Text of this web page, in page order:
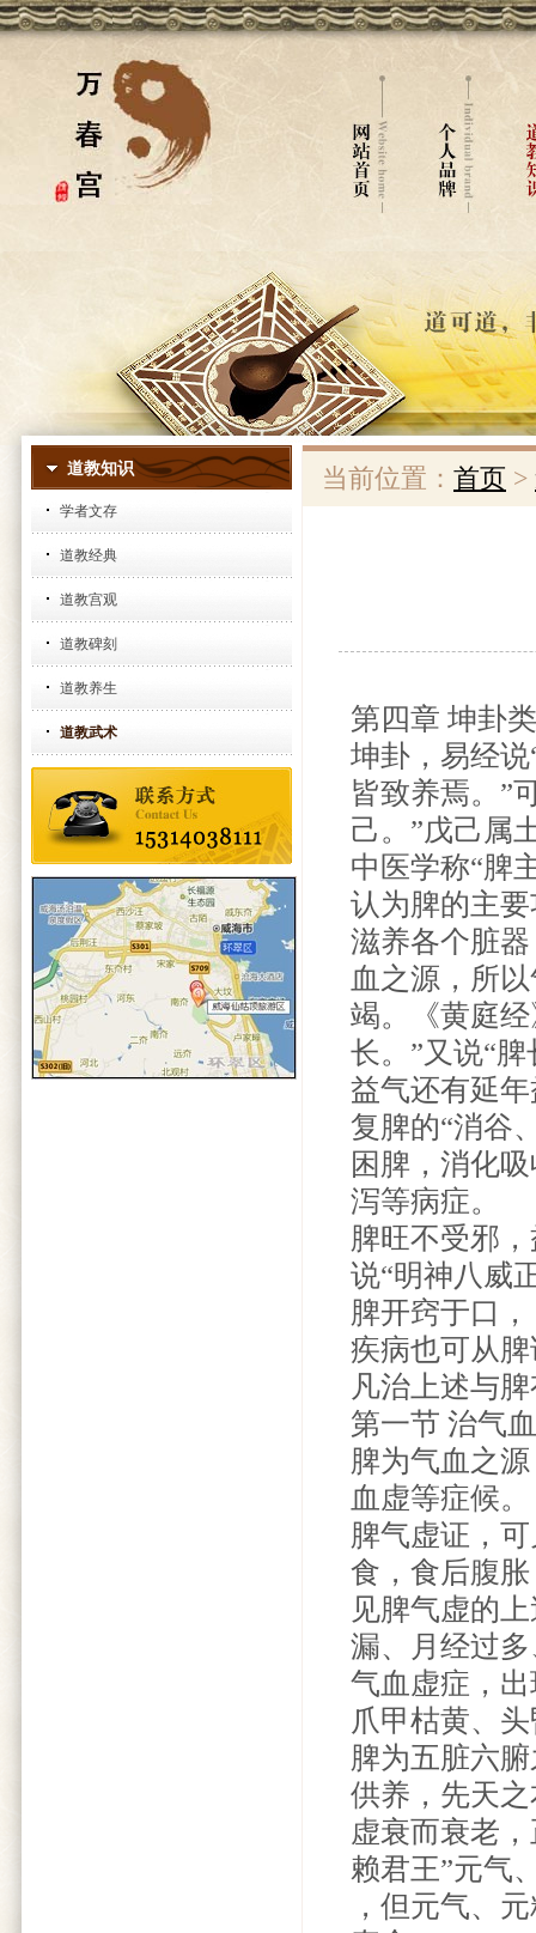
道教知识
学者文存
道教经典
道教宫观
道教碑刻
道教养生
道教武术
当前位置： 首页 >
第四章 坤卦
坤卦，易经
皆致养焉。”
己。”戊己属
中医学称“脾
认为脾的主
滋养各个脏
血之源，所
竭。《黄庭
长。”又说“
益气还有延
复脾的“消谷
困脾，消化
泻等病症。
脾旺不受邪
说“明神八威
脾开窍于口
疾病也可从
凡治上述与
第一节 治气
脾为气血之
血虚等症候。
脾气虚证，
食，食后腹
见脾气虚的
漏、月经过
气血虚症，
爪甲枯黄、
脾为五脏六
供养，先天
虚衰而衰老
赖君王”元气
，但元气、